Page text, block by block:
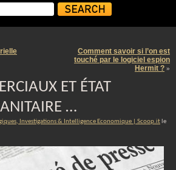
Comment savoir si l’on est
touché par le logiciel espion
Hermit ? »
ET ÉTAT
…
Investigations & Intelligence Economique | Scoop.it le